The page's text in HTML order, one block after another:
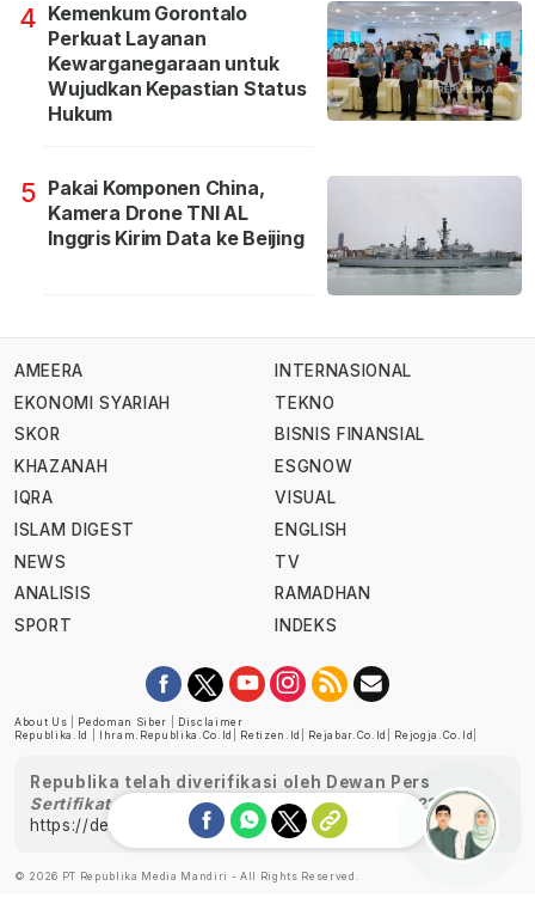
4 Kemenkum Gorontalo
Perkuat Layanan
Kewarganegaraan untuk
Wujudkan Kepastian Status
Hukum
5 Pakai Komponen China,
Kamera Drone TNI AL
Inggris Kirim Data ke Beijing
AMEERA
EKONOMI SYARIAH
SKOR
KHAZANAH
IQRA
ISLAM DIGEST
NEWS
ANALISIS
SPORT
INTERNASIONAL
TEKNO
BISNIS FINANSIAL
ESGNOW
VISUAL
ENGLISH
TV
RAMADHAN
INDEKS
About Us Pedoman Siber
Disclaimer
Republika.id
Ihram.republika.co.id Retizen.id Rejabar.co.id Rejogja.co.id
Republika telah diverifikasi oleh Dewan Pers
Sertifikat Nomor 1058/DP-Verifikasi/K/XII/2022
https://dewanpers.or.id/data/perusahaanpers
© 2026 PT Republika Media Mandiri - All Rights Reserved.